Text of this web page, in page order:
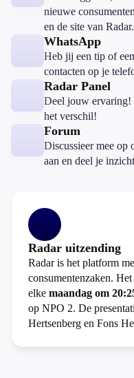
nieuwe
en de site van Radar.
WhatsApp
Heb jij een tip of
contacten op je
Radar Panel
Deel jouw ervaring!
het verschil!
Forum
Discussieer mee op
aan en deel je
Radar uitzending
Radar is het platform
consumentenzaken.
elke maandag om
op NPO 2. De
Hertsenberg en Fons